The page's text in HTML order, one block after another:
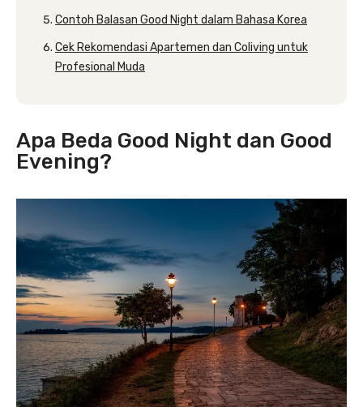
Contoh Balasan Good Night dalam Bahasa Korea
Cek Rekomendasi Apartemen dan Coliving untuk
Profesional Muda
Apa Beda Good Night dan Good
Evening?